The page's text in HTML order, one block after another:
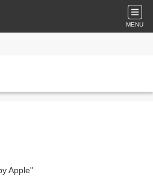
MENU